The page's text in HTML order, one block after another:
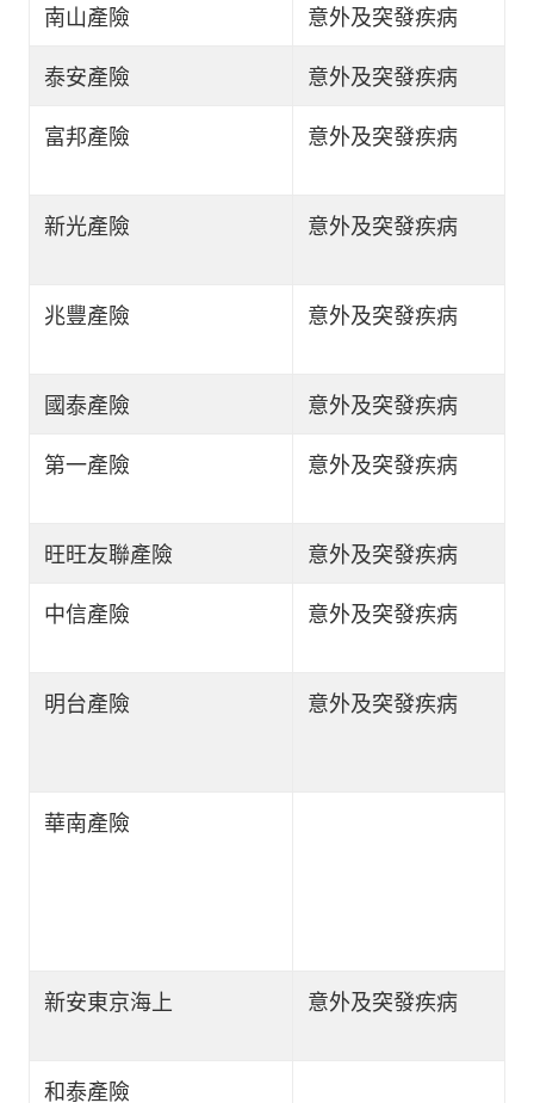
南山產險
意外及突發疾病
泰安產險
意外及突發疾病
富邦產險
意外及突發疾病
新光產險 意外及突發疾病
兆豐產險 意外及突發疾病
國泰產險
意外及突發疾病
第一產險
意外及突發疾病
旺旺友聯產險
意外及突發疾病
中信產險
意外及突發疾病
明台產險 意外及突發疾病
華南產險
新安東京海上 意外及突發疾病
和泰產險